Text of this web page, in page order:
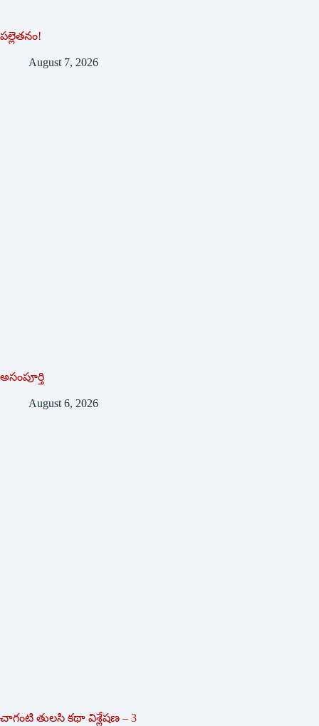
పల్లెతనం!
August 7, 2026
అసంపూర్తి
August 6, 2026
చాగంటి తులసి కథా విశ్లేషణ – 3